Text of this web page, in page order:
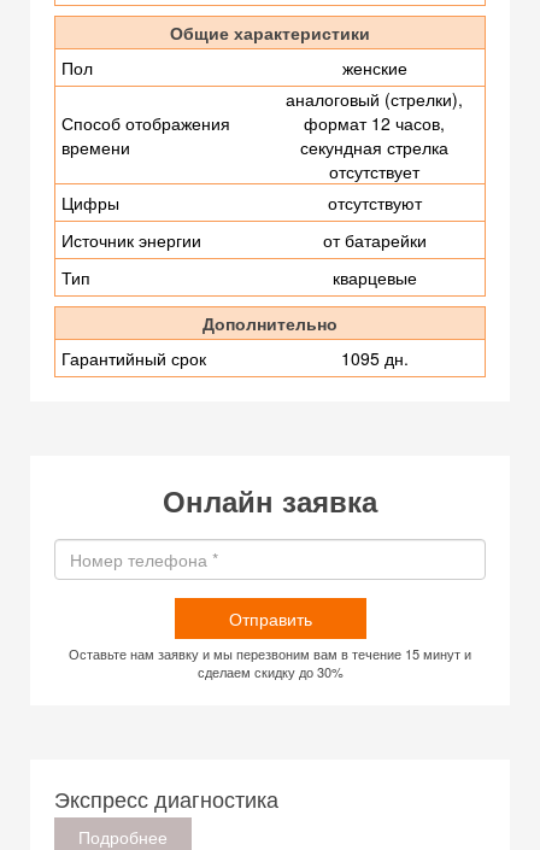
Общие характеристики
Пол
женские
Способ отображения
времени
аналоговый (стрелки),
формат 12 часов,
секундная стрелка
отсутствует
Цифры
отсутствуют
Источник энергии
от батарейки
Тип
кварцевые
Дополнительно
Гарантийный срок
1095 дн.
Онлайн заявка
Отправить
Оставьте нам заявку и мы перезвоним вам в течение 15 минут и
сделаем скидку до 30%
Экспресс диагностика
Подробнее